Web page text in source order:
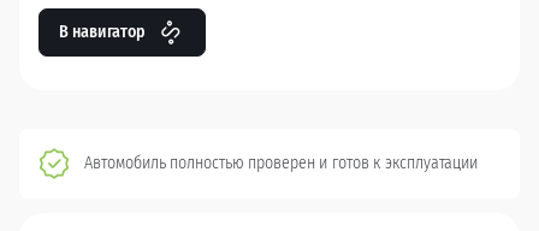
В навигатор
Автомобиль полностью проверен и готов к эксплуатации